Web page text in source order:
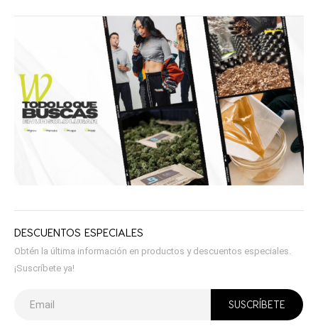
$80,000.$48,000.
DESCUENTOS ESPECIALES
Obtén la última información en productos y descuentos especiales.
¡Suscríbete ya!